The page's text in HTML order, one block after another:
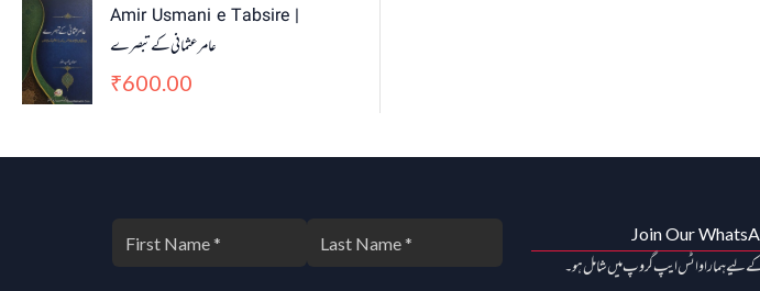
Amir Usmani e Tabsire |
عامر عثمانی کے تبصرے
₹600.00
Join Our
لیے ہمارا واٹس ایپ گروپ میں شامل ہو۔